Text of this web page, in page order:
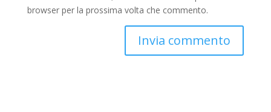
browser per la prossima volta che commento.